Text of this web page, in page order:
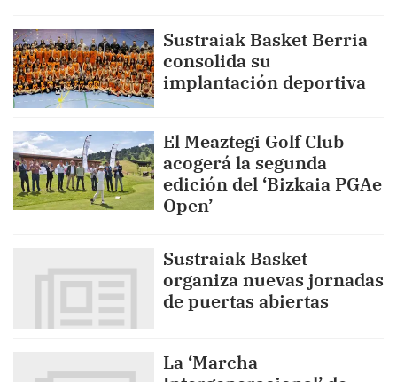
Sustraiak Basket Berria
consolida su
implantación deportiva
El Meaztegi Golf Club
acogerá la segunda
edición del ‘Bizkaia PGAe
Open’
Sustraiak Basket
organiza nuevas jornadas
de puertas abiertas
La ‘Marcha